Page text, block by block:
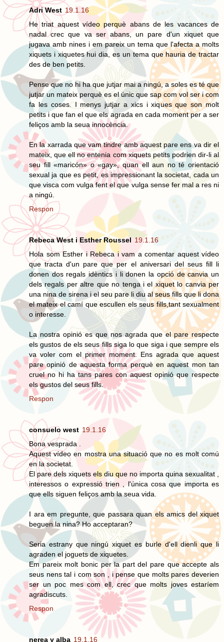
Adri West 19.1.16
He triat aquest vídeo perquè abans de les vacances de
nadal crec que va ser abans, un pare d'un xiquet que
jugava amb nines i em pareix un tema que l'afecta a molts
xiquets i xiquetes hui dia, es un tema que hauria de tractar
des de ben petits.
Pense que no hi ha que jutjar mai a ningú, a soles es té que
jutjar un mateix perquè es el únic que sap com vol ser i com
fa les coses. I menys jutjar a xics i xiques que son molt
petits i que fan el que els agrada en cada moment per a ser
feliços amb la seua innocència.
En la xarrada que vam tindre amb aquest pare ens va dir el
mateix, que ell no entenia com xiquets petits podrien dir-li al
seu fill «maricón» o «gay», quan ell aun no té orientació
sexual ja que es petit, es impressionant la societat, cada un
que visca com vulga fent el que vulga sense fer mal a res ni
a ningú.
Respon
Rebeca West i Esther Roussel 19.1.16
Hola som Esther i Rebeca i vam a comentar aquest vídeo
que tracta d'un pare que per el aniversari del seus fill li
donen dos regals idèntics i li donen la opció de canvia un
dels regals per altre que no tenga i el xiquet lo canvia per
una nina de sirena i el seu pare li diu al seus fills que li dona
el mateix el camí que escullen els seus fills,tant sexualment
o interesse.
La nostra opinió es que nos agrada que el pare respecte
els gustos de els seus fills siga lo que siga i que sempre els
va voler com el primer moment. Ens agrada que aquest
pare opinió de aquesta forma perquè en aquest mon tan
cruel no hi ha tans pares con aquest opinió que respecte
els gustos del seus fills.
Respon
consuelo west 19.1.16
Bona vesprada .
Aquest vídeo en mostra una situació que no es molt comú
en la societat.
El pare dels xiquets els diu que no importa quina sexualitat ,
interessos o expressió trien , l'única cosa que importa es
que ells siguen feliços amb la seua vida.
I ara em pregunte, que passara quan els amics del xiquet
beguen la nina? Ho acceptaran?
Seria estrany que ningú xiquet es burle d'ell dienli que li
agraden el joguets de xiquetes.
Em pareix molt bonic per la part del pare que accepte als
seus nens tal i com son , i pense que molts pares deverien
ser un poc mes com ell, crec que molts joves estaríem
agradiscuts.
Respon
nerea y alba 19.1.16